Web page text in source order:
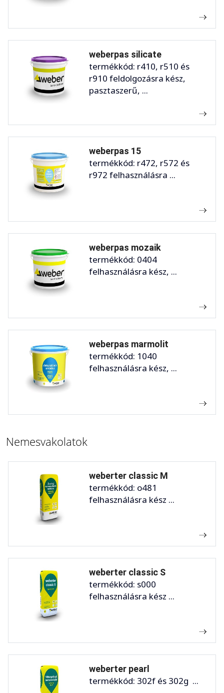
weberpas silicate
termékkód: r410, r510 és
r910 feldolgozásra kész,
pasztaszerű, ...
weberpas 15
termékkód: r472, r572 és
r972 felhasználásra ...
weberpas mozaik
termékkód: 0404
felhasználásra kész, ...
weberpas marmolit
termékkód: 1040
felhasználásra kész, ...
Nemesvakolatok
weberter classic M
termékkód: o481
felhasználásra kész ...
weberter classic S
termékkód: s000
felhasználásra kész ...
weberter pearl
termékkód: 302f és 302g ...